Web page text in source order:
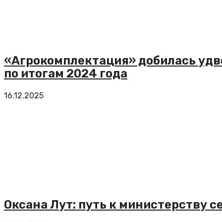
«Агрокомплектация» добилась
по итогам 2024 года
16.12.2025
Оксана Лут: путь к министерству